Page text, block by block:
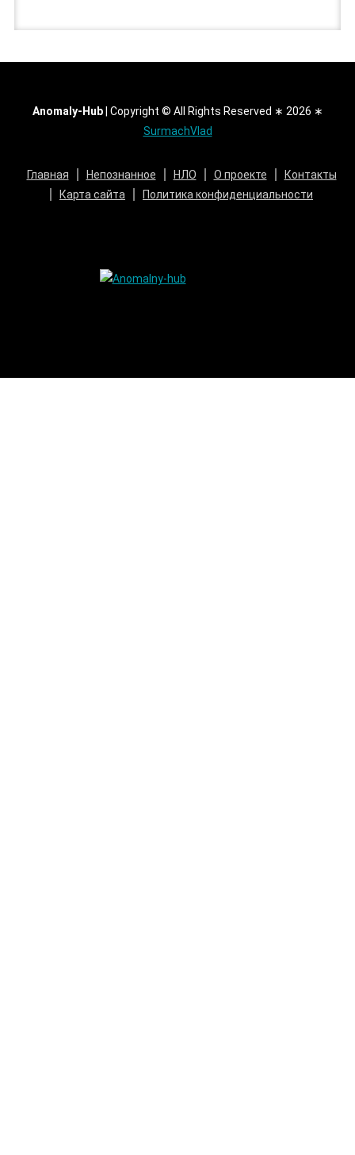
Anomaly-Hub Copyright © All Rights Reserved ∗ 2026 ∗
SurmachVlad
Главная Непознанное НЛО О проекте
Контакты
Карта сайта
Политика конфиденциальности